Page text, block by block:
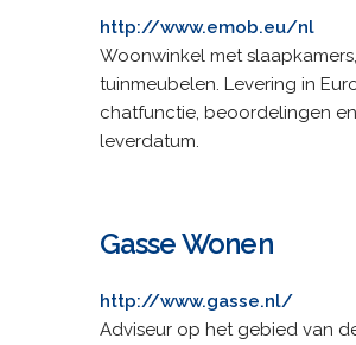
http://www.emob.eu/nl
Woonwinkel met
tuinmeubelen. Levering in
chatfunctie, beoordelingen
leverdatum.
Gasse Wonen
http://www.gasse.nl/
Adviseur op het gebied van